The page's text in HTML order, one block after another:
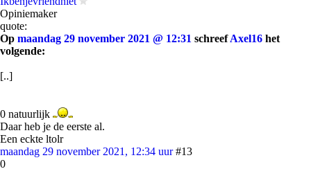
Opiniemaker
quote:
Op maandag 29 november 2021 @ 12:31 schreefAxel16 het
volgende:
[..]
0 natuurlijk
Daar heb je de eerste al.
Een eckte ltolr
maandag 29 november 2021, 12:34 uur #13
0